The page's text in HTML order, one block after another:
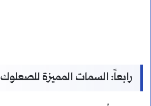
رابعاً: السمات المميزة للصعلوك